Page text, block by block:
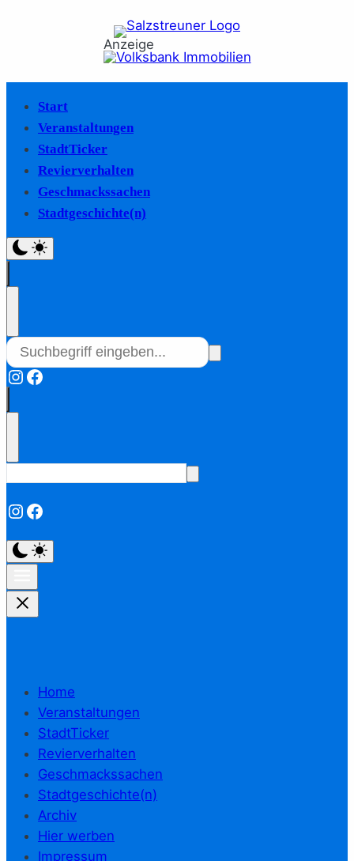
Anzeige
Start
Veranstaltungen
StadtTicker
Revierverhalten
Geschmackssachen
Stadtgeschichte(n)
Instagram
Facebook
Instagram
Facebook
Home
Veranstaltungen
StadtTicker
Revierverhalten
Geschmackssachen
Stadtgeschichte(n)
Archiv
Hier werben
Impressum